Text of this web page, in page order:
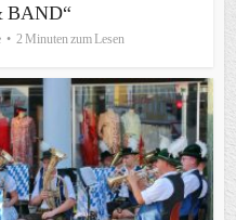
BAND“
2 Minuten zum Lesen